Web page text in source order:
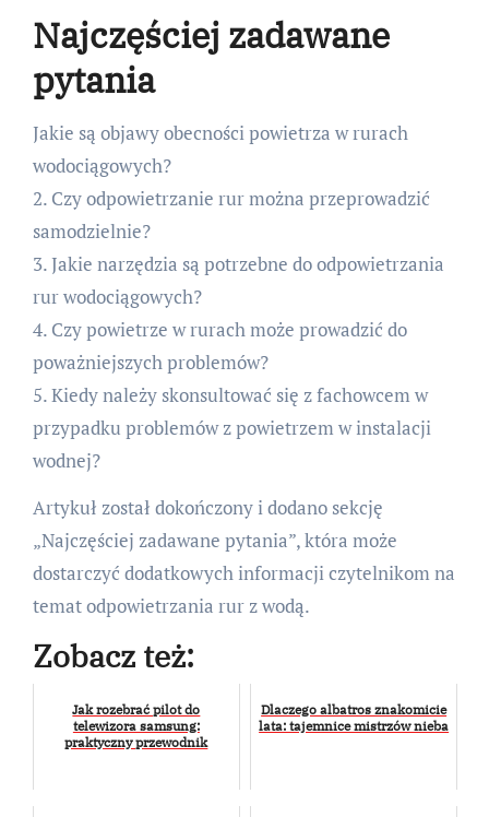
Najczęściej zadawane
pytania
Jakie są objawy obecności powietrza w rurach
wodociągowych?
2. Czy odpowietrzanie rur można przeprowadzić
samodzielnie?
3. Jakie narzędzia są potrzebne do odpowietrzania
rur wodociągowych?
4. Czy powietrze w rurach może prowadzić do
poważniejszych problemów?
5. Kiedy należy skonsultować się z fachowcem w
przypadku problemów z powietrzem w instalacji
wodnej?
Artykuł został dokończony i dodano sekcję
„Najczęściej zadawane pytania”, która może
dostarczyć dodatkowych informacji czytelnikom na
temat odpowietrzania rur z wodą.
Zobacz też:
Jak rozebrać pilot do
telewizora samsung:
praktyczny przewodnik
Dlaczego albatros znakomicie
lata: tajemnice mistrzów nieba